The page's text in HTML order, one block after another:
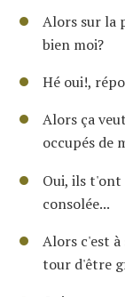
Alors sur la
bien moi?
Hé oui!,
Alors ça
occupés de
Oui, ils t'ont
consolée...
Alors c'est
tour d'être